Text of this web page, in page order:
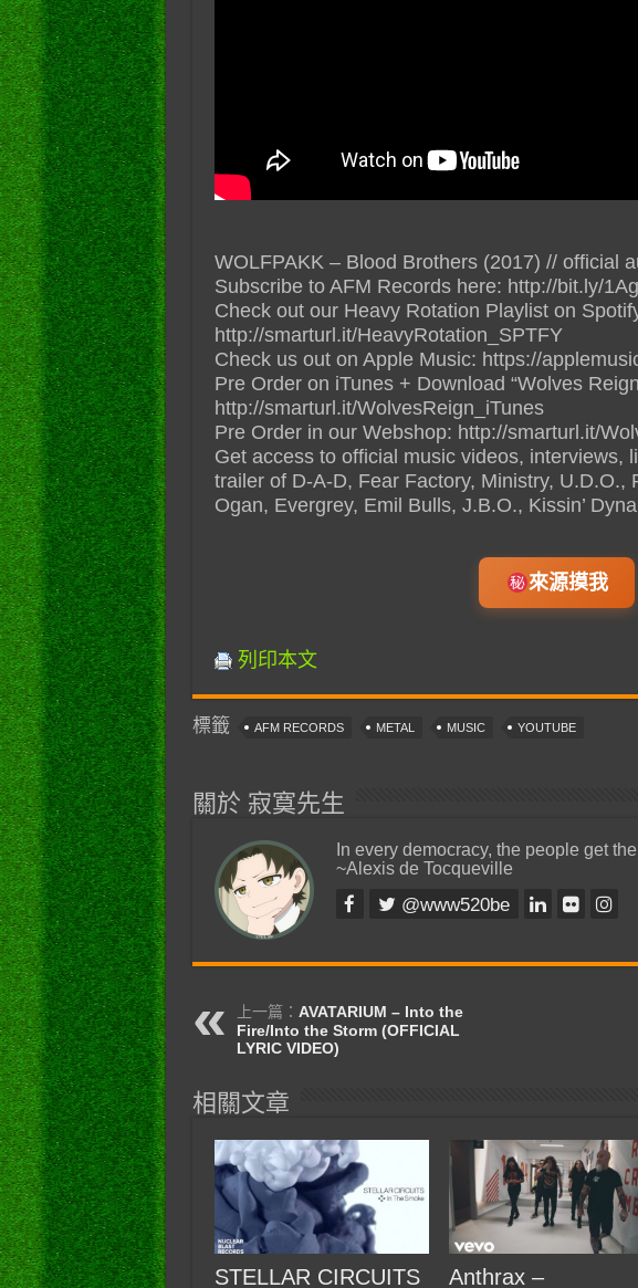
WOLFPAKK – Blood Brothers (2017) // official
Subscribe to AFM Records here: http://bit.ly/
Check out our Heavy Rotation Playlist on
http://smarturl.it/HeavyRotation_SPTFY
Check us out on Apple Music: https://
Pre Order on iTunes + Download “Wolves
http://smarturl.it/WolvesReign_iTunes
Pre Order in our Webshop: http://smarturl.it/
Get access to official music videos, interviews,
trailer of D-A-D, Fear Factory, Ministry, U.D.O.,
Ogan, Evergrey, Emil Bulls, J.B.O., Kissin’
來源摸我
列印本文
標籤 AFM RECORDS METAL MUSIC YOUTUBE
關於 寂寞先生
In every democracy, the people get
~Alexis de Tocqueville
@www520be
上一篇： AVATARIUM – Into the
Fire/Into the Storm (OFFICIAL
LYRIC VIDEO)
相關文章
STELLAR CIRCUITS Anthrax –